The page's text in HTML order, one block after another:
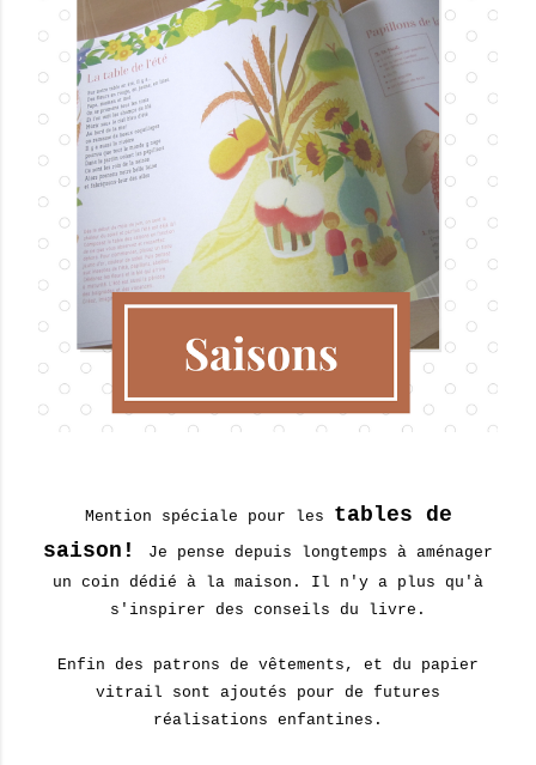
Mention spéciale pour les tables de
saison!
Je pense depuis longtemps à aménager
un coin dédié à la maison. Il n'y a plus qu'à
s'inspirer des conseils du livre.
Enfin des patrons de vêtements, et du papier
vitrail sont ajoutés pour de futures
réalisations enfantines.